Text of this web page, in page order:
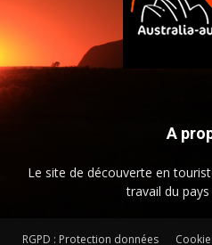
A
Le site de découverte en
travail du
RGPD : Protection données